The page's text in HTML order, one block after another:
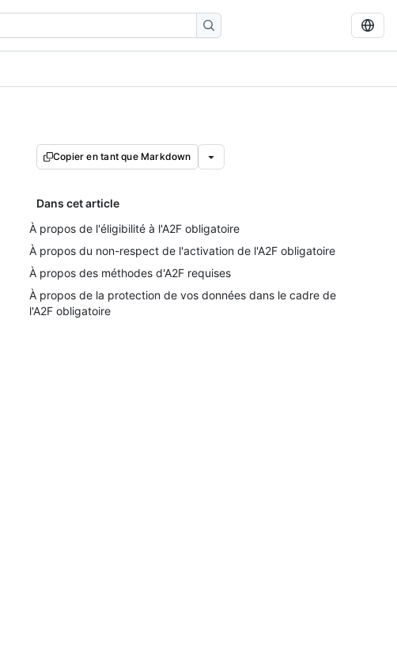
Copier en tant que Markdown
Dans cet article
À propos de l'éligibilité à l'A2F obligatoire
À propos du non-respect de l'activation de l'A2F obligatoire
À propos des méthodes d'A2F requises
À propos de la protection de vos données dans le cadre de
l'A2F obligatoire